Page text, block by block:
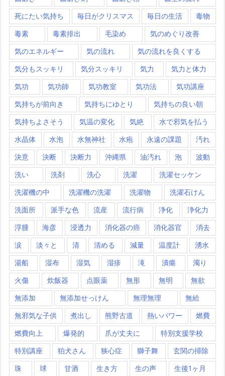
死にたい気持ち 毎日がクリスマス 毎日の生活 毒物
毒素 毒素排出 毛染め 気のめぐり改善
気のエネルギー 気の流れ 気の流れを良くする
気分もスッキリ 気分スッキリ 気力 気力と体力
気功 気功師 気功教室 気功法 気功講座
気持ちが前向き 気持ちにゆとり 気持ちの良い朝
気持ちよさそう 気温の変化 気絶 水で邪気を払う
水晶体 水泡 水無神社 水疱 永遠の課題 汚れ
決意 決断 決断力 沖縄県 油汚れ 泡 波動
洗い 洗剤 洗心 洗濯 洗濯セッケン
洗濯機の中 洗濯機の洗濯 洗濯物 洗濯石けん
洗面所 派手な色 流産 流行病 浄化 浄化力
浮腫 海彦 浸透力 消化器の癌 消化器官 消去
涙 淡々と 清 清める 減量 温度計 湧水
湯船 湿布 湿気 湿疹 滝 潰瘍 濁り
火傷 炊飯器 点眼薬 無形 無明 無欲
無添加 無添加せっけん 無理無理 無給
無邪気な子供 煮出し 熊野古道 熱いパワー 燃費
燃費向上 爆発的 爪が丈夫に 特別支援学校
特別講座 狛犬さん 狭心症 獅子舞 玄関の掃除
珠 球 甘酒 生き方 生の声 生後1ヶ月